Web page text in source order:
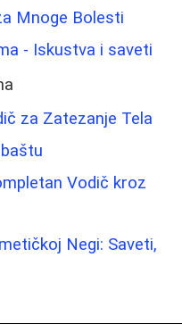
Mnoge Bolesti
- Iskustva i saveti
za Zatezanje Tela
Vodič kroz
Negi: Saveti,